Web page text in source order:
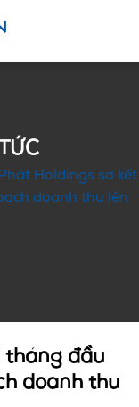
Holdings sơ kết
doanh thu lên
tháng đầu
doanh thu